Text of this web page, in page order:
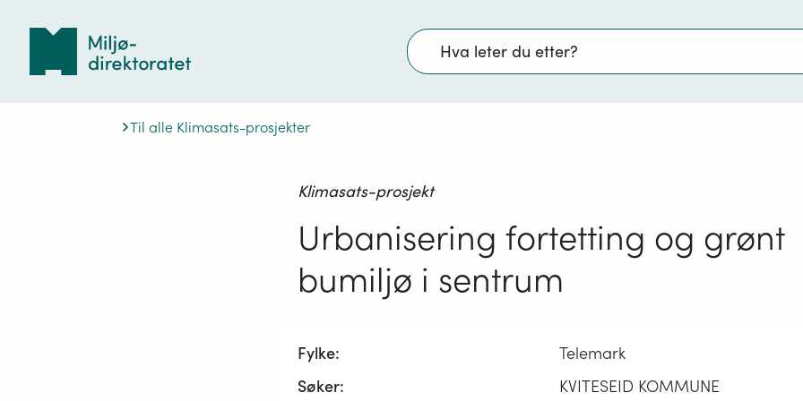
Søk
Til alle Klimasats-prosjekter
Klimasats-prosjekt
Urbanisering fortetting og grønt
bumiljø i sentrum
Fylke:
Telemark
Søker:
KVITESEID KOMMUNE